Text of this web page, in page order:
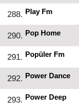
288. Play Fm
290. Pop Home
291. Popüler Fm
292. Power Dance
293. Power Deep